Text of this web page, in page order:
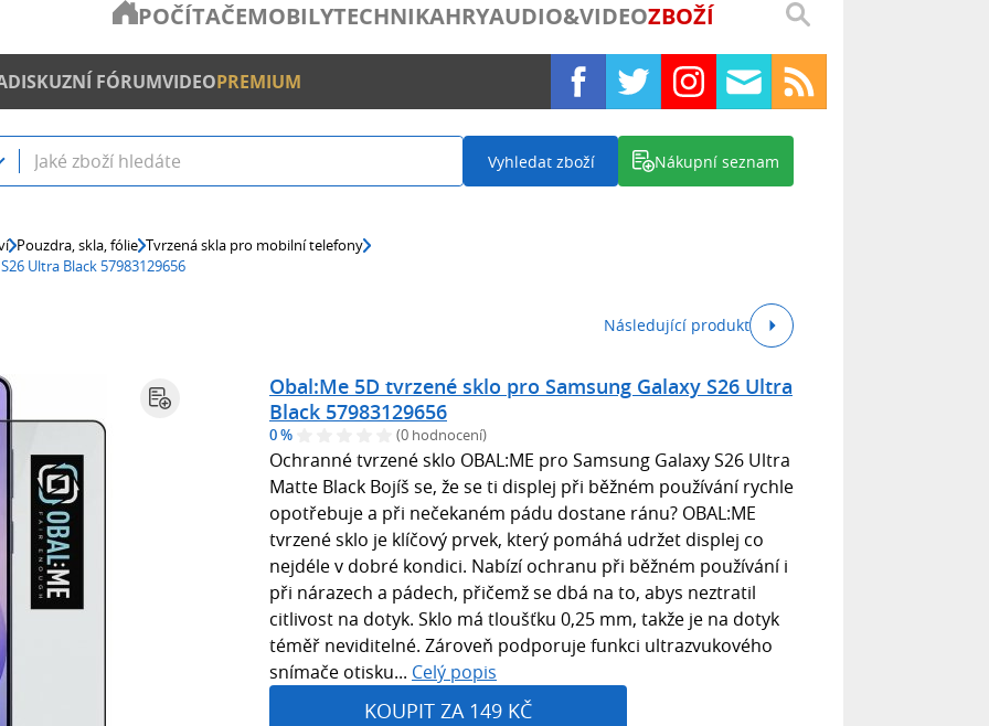
POČÍTAČEMOBILYTECHNIKAHRYAUDIO&VIDEOZBOŽÍ
DISKUZNÍ FÓRUMVIDEOPREMIUM
Vyhledat zboží Nákupní seznam
Pouzdra, skla, fólie Tvrzená skla pro mobilní telefony
Ultra Black 57983129656
Následující produkt
Obal:Me 5D tvrzené sklo pro Samsung Galaxy S26 Ultra
Black 57983129656
0 % (0 hodnocení)
Ochranné tvrzené sklo OBAL:ME pro Samsung Galaxy S26 Ultra
Matte Black Bojíš se, že se ti displej při běžném používání rychle
opotřebuje a při nečekaném pádu dostane ránu? OBAL:ME
tvrzené sklo je klíčový prvek, který pomáhá udržet displej co
nejdéle v dobré kondici. Nabízí ochranu při běžném používání i
při nárazech a pádech, přičemž se dbá na to, abys neztratil
citlivost na dotyk. Sklo má tloušťku 0,25 mm, takže je na dotyk
téměř neviditelné. Zároveň podporuje funkci ultrazvukového
snímače otisku... Celý popis
KOUPIT ZA 149 KČ